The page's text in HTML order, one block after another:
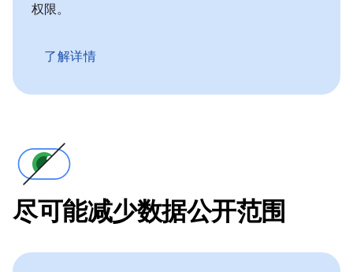
权限。
了解详情
尽可能减少数据公开范围